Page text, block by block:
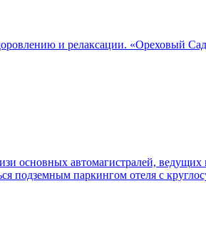
и релаксации. «Ореховый
основных автомагистралей,
подземным паркингом отеля